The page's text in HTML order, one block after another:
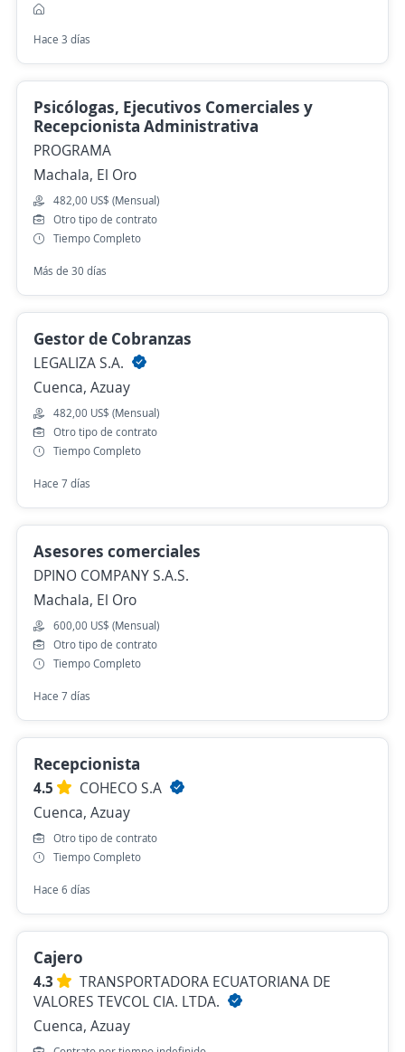
Hace 3 días
Psicólogas, Ejecutivos Comerciales y
Recepcionista Administrativa
PROGRAMA
Machala, El Oro
482,00 US$ (Mensual)
Otro tipo de contrato
Tiempo Completo
Más de 30 días
Gestor de Cobranzas
LEGALIZA S.A.
Cuenca, Azuay
482,00 US$ (Mensual)
Otro tipo de contrato
Tiempo Completo
Hace 7 días
Asesores comerciales
DPINO COMPANY S.A.S.
Machala, El Oro
600,00 US$ (Mensual)
Otro tipo de contrato
Tiempo Completo
Hace 7 días
Recepcionista
4.5
COHECO S.A
Cuenca, Azuay
Otro tipo de contrato
Tiempo Completo
Hace 6 días
Cajero
4.3
TRANSPORTADORA ECUATORIANA DE
VALORES TEVCOL CIA. LTDA.
Cuenca, Azuay